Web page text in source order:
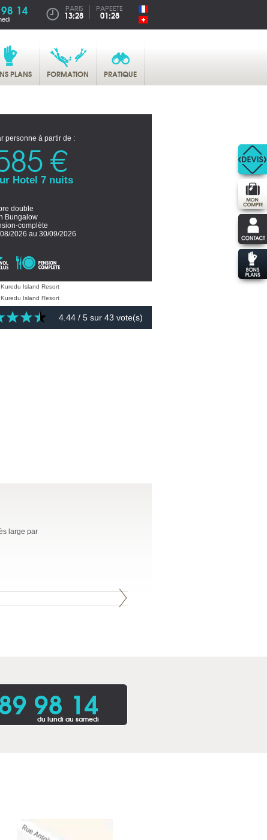
14 PARIS
13:28
PAPEETE
01:28
PLANS FORMATION PRATIQUE
personne à partir de :
€
Hotel 7 nuits
double
Bungalow
complète
2026 au 30/09/2026
4.44 / 5 sur 43 vote(s)
large par
98 14
du lundi au samedi